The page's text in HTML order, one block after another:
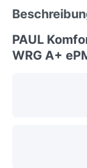
PAUL
WRG A+